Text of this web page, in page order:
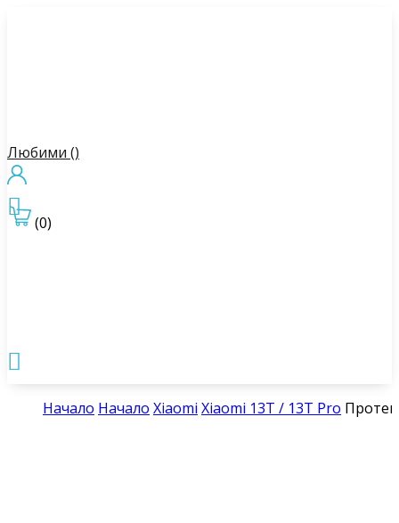
Любими ()
(0)


Начало Начало Xiaomi Xiaomi 13T / 13T Pro